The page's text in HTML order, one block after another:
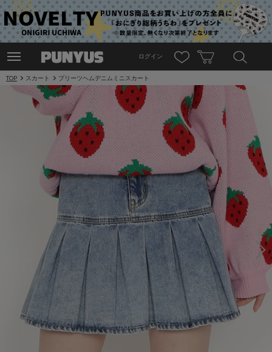
ログイン
TOP スカート プリーツヘムデニムミニスカート